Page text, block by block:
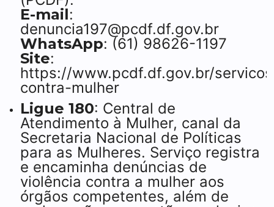
E-mail:
denuncia197@pcdf.df.gov.br
WhatsApp: (61) 98626-1197
Site:
https://www.pcdf.df.gov.br/
contra-mulher
Ligue 180: Central de
Atendimento à Mulher, canal da
Secretaria Nacional de Políticas
para as Mulheres. Serviço registra
e encaminha denúncias de
violência contra a mulher aos
órgãos competentes, além de